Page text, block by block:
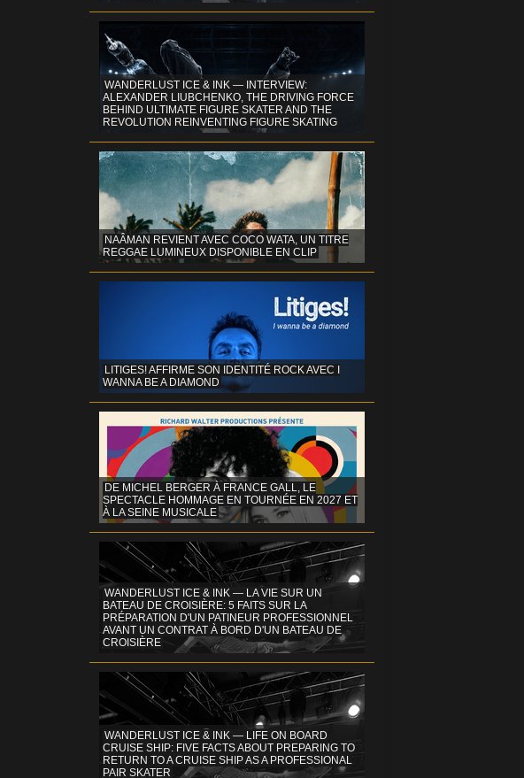
WANDERLUST ICE & INK — INTERVIEW:
ALEXANDER LIUBCHENKO, THE DRIVING FORCE
BEHIND ULTIMATE FIGURE SKATER AND THE
REVOLUTION REINVENTING FIGURE SKATING
NAÂMAN REVIENT AVEC COCO WATA, UN TITRE
REGGAE LUMINEUX DISPONIBLE EN CLIP
LITIGES! AFFIRME SON IDENTITÉ ROCK AVEC I
WANNA BE A DIAMOND
DE MICHEL BERGER À FRANCE GALL, LE
SPECTACLE HOMMAGE EN TOURNÉE EN 2027 ET
À LA SEINE MUSICALE
WANDERLUST ICE & INK — LA VIE SUR UN
BATEAU DE CROISIÈRE: 5 FAITS SUR LA
PRÉPARATION D'UN PATINEUR PROFESSIONNEL
AVANT UN CONTRAT À BORD D'UN BATEAU DE
CROISIÈRE
WANDERLUST ICE & INK — LIFE ON BOARD
CRUISE SHIP: FIVE FACTS ABOUT PREPARING TO
RETURN TO A CRUISE SHIP AS A PROFESSIONAL
PAIR SKATER